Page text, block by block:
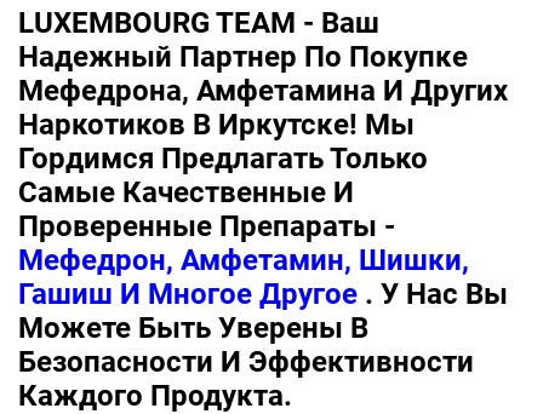
LUXEMBOURG TEAM - Ваш
Надежный Партнер По Покупке
Мефедрона, Амфетамина И Других
Наркотиков В Иркутске! Мы
Гордимся Предлагать Только
Самые Качественные И
Проверенные Препараты -
Мефедрон, Амфетамин, Шишки,
Гашиш И Многое Другое . У Нас Вы
Можете Быть Уверены В
Безопасности И Эффективности
Каждого Продукта.